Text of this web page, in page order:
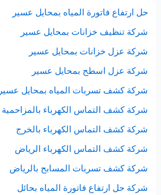
حل ارتفاع فاتورة المياه بمحايل عسير
شركة تنظيف خزانات بمحايل عسير
شركة عزل خزانات بمحايل عسير
شركة عزل اسطح بمحايل عسير
شركة كشف تسربات المياه بمحايل عسير
شركة كشف التماس الكهرباء بالمزاحمية
شركة كشف التماس الكهرباء بالخرج
شركة كشف التماس الكهرباء الرياض
شركة كشف تسربات المسابح بالرياض
شركة حل ارتفاع فاتورة المياه بحائل